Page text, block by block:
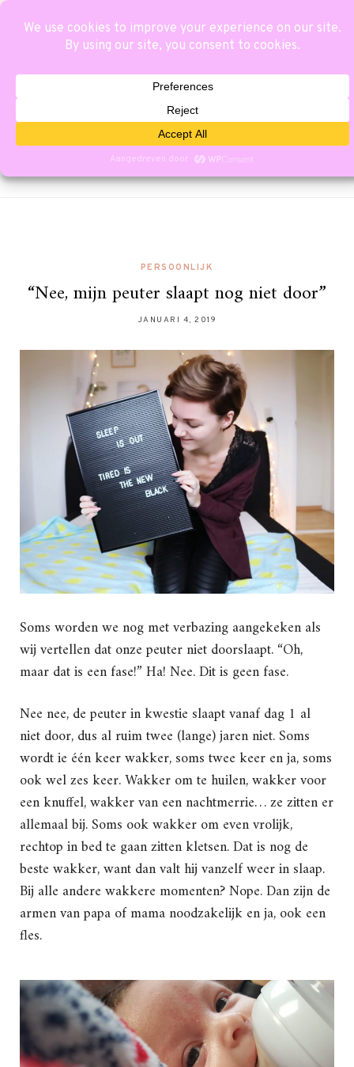
PERSOONLIJK
“Nee, mijn peuter slaapt nog niet door”
JANUARI 4, 2019
Soms worden we nog met verbazing aangekeken als
wij vertellen dat onze peuter niet doorslaapt. “Oh,
maar dat is een fase!” Ha! Nee. Dit is geen fase.
Nee nee, de peuter in kwestie slaapt vanaf dag 1 al
niet door, dus al ruim twee (lange) jaren niet. Soms
wordt ie één keer wakker, soms twee keer en ja, soms
ook wel zes keer. Wakker om te huilen, wakker voor
een knuffel, wakker van een nachtmerrie… ze zitten er
allemaal bij. Soms ook wakker om even vrolijk,
rechtop in bed te gaan zitten kletsen. Dat is nog de
beste wakker, want dan valt hij vanzelf weer in slaap.
Bij alle andere wakkere momenten? Nope. Dan zijn de
armen van papa of mama noodzakelijk en ja, ook een
fles.